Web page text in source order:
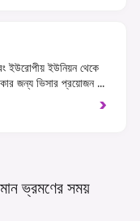
ইউরোপীয় ইউনিয়ন থেকে
জন্য ভিসার প্রয়োজন হয়
>
ভ্রমণেরসময়